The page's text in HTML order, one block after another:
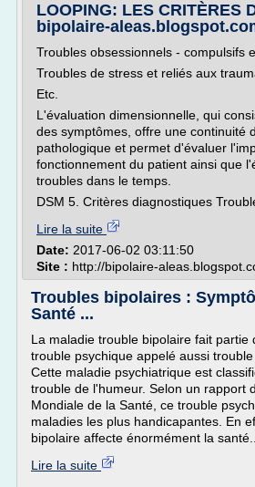
LOOPING: LES CRITÈRES
bipolaire-
Troubles obsessionnels - compulsifs
Troubles de stress et reliés aux
Etc.
L'évaluation dimensionnelle, qui
des symptômes, offre une continuité
pathologique et permet d'évaluer
fonctionnement du patient ainsi que
troubles dans le temps.
DSM 5. Critères diagnostiques
Lire la suite
Date: 2017-06-02 03:11:50
Site : http://bipolaire-
Troubles bipolaires :
Santé ...
La maladie trouble bipolaire fait partie
trouble psychique appelé aussi
Cette maladie psychiatrique est
trouble de l'humeur. Selon un rapport
Mondiale de la Santé, ce trouble
maladies les plus handicapantes. En
bipolaire affecte énormément la santé...
Lire la suite